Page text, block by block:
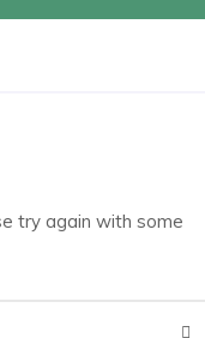
try again with some